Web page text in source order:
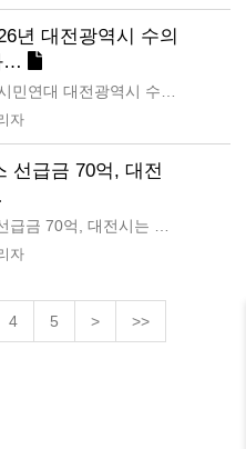
년 대전광역시 수의
…
자
선급금 70억, 대전
자
4 5 > >>